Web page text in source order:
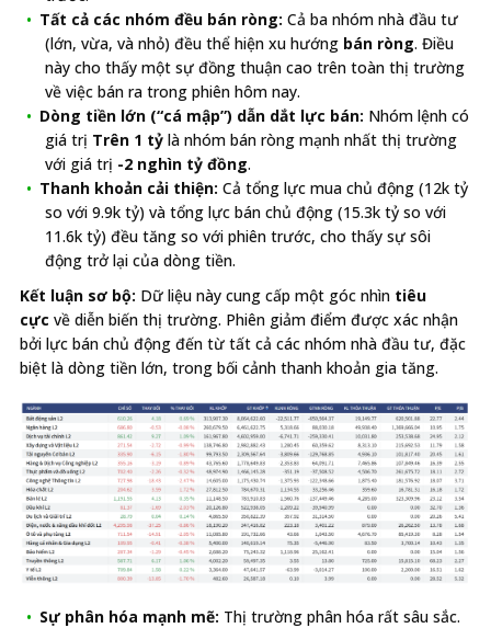
Tất cả các nhóm đều bán ròng: Cả ba nhóm nhà đầu tư
(lớn, vừa, và nhỏ) đều thể hiện xu hướng bán ròng. Điều
này cho thấy một sự đồng thuận cao trên toàn thị trường
về việc bán ra trong phiên hôm nay.
Dòng tiền lớn (“cá mập”) dẫn dắt lực bán: Nhóm lệnh có
giá trị Trên 1 tỷ là nhóm bán ròng mạnh nhất thị trường
với giá trị -2 nghìn tỷ đồng.
Thanh khoản cải thiện: Cả tổng lực mua chủ động (12k tỷ
so với 9.9k tỷ) và tổng lực bán chủ động (15.3k tỷ so với
11.6k tỷ) đều tăng so với phiên trước, cho thấy sự sôi
động trở lại của dòng tiền.
Kết luận sơ bộ: Dữ liệu này cung cấp một góc nhìn tiêu
cực về diễn biến thị trường. Phiên giảm điểm được xác nhận
bởi lực bán chủ động đến từ tất cả các nhóm nhà đầu tư, đặc
biệt là dòng tiền lớn, trong bối cảnh thanh khoản gia tăng.
Sự phân hóa mạnh mẽ: Thị trường phân hóa rất sâu sắc.